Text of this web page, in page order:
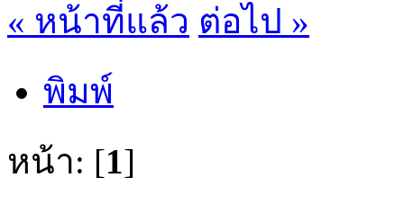
« หน้าที่แล้ว ต่อไป »
พิมพ์
หน้า: [1]